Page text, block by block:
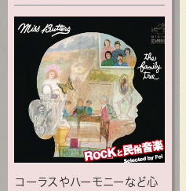
コーラスやハーモニーなど心